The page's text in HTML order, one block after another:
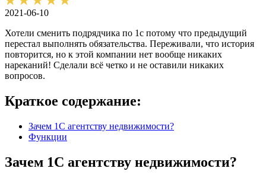
2021-06-10
Хотели сменить подрядчика по 1с потому что предыдущий
перестал выполнять обязательства. Переживали, что история
повторится, но к этой компании нет вообще никаких
нареканий! Сделали всё четко и не оставили никаких
вопросов.
Краткое содержание:
Зачем 1С агентству недвижимости?
Функции
Зачем 1С агентству недвижимости?